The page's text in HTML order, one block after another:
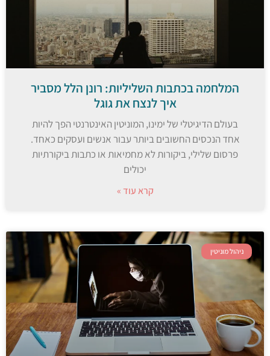
המלחמה בכתבות השליליות: רונן הלל מסביר
איך לנצח את גוגל
בעולם הדיגיטלי של ימינו, המוניטין האינטרנטי הפך להיות
אחד הנכסים החשובים ביותר עבור אנשים ועסקים כאחד.
פרסום שלילי, ביקורות לא מחמיאות או כתבות ביקורתיות
יכולים
קרא עוד »
ניהול מוניטין